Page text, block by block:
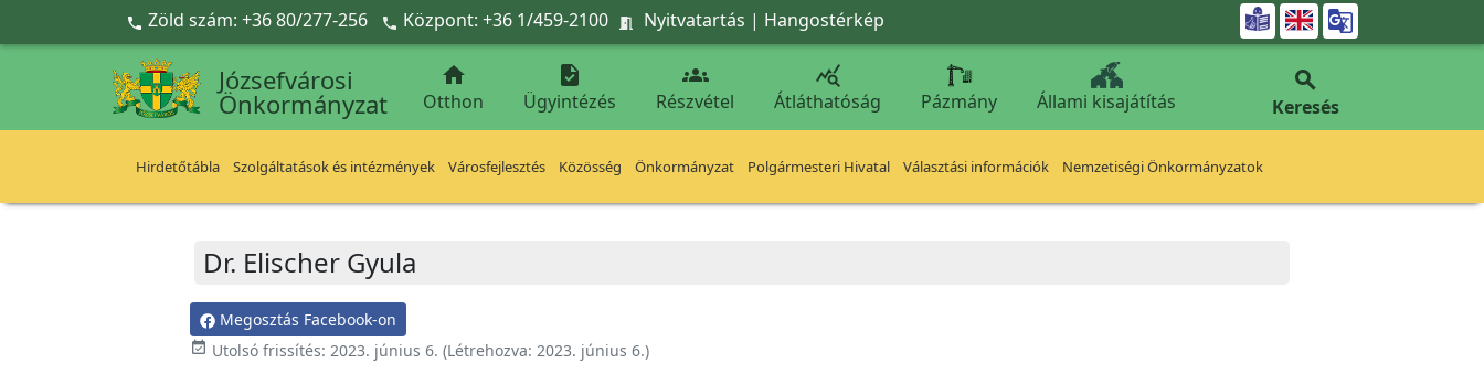
Ugrás a fő tartalomra
 Zöld szám: +36 80/277-256  Központ: +36 1/459-2100  Nyitvatartás | Hangostérkép 
Józsefvárosi
Önkormányzat

Otthon

Ügyintézés

Részvétel

Átláthatóság Pázmány Állami kisajátítás

Keresés
Hirdetőtábla Szolgáltatások és intézmények Városfejlesztés Közösség Önkormányzat Polgármesteri Hivatal Választási információk Nemzetiségi Önkormányzatok
Dr. Elischer Gyula
Megosztás Facebook-on
event_available Utolsó frissítés: 2023. június 6. (Létrehozva: 2023. június 6.)